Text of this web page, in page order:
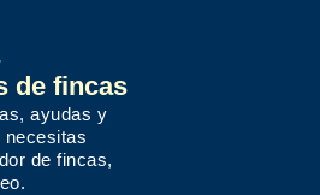
de fincas
ayudas y
necesitas
de fincas,